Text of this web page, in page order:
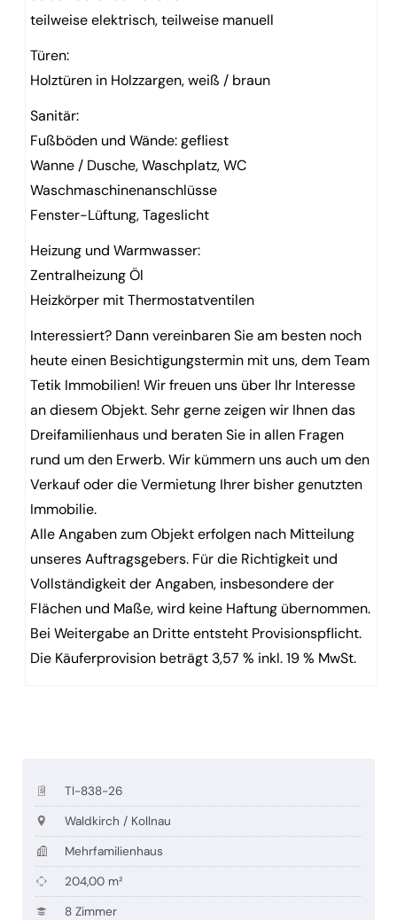
teilweise elektrisch, teilweise manuell
Türen:
Holztüren in Holzzargen, weiß / braun
Sanitär:
Fußböden und Wände: gefliest
Wanne / Dusche, Waschplatz, WC
Waschmaschinenanschlüsse
Fenster-Lüftung, Tageslicht
Heizung und Warmwasser:
Zentralheizung Öl
Heizkörper mit Thermostatventilen
Interessiert? Dann vereinbaren Sie am besten noch
heute einen Besichtigungstermin mit uns, dem Team
Tetik Immobilien! Wir freuen uns über Ihr Interesse
an diesem Objekt. Sehr gerne zeigen wir Ihnen das
Dreifamilienhaus und beraten Sie in allen Fragen
rund um den Erwerb. Wir kümmern uns auch um den
Verkauf oder die Vermietung Ihrer bisher genutzten
Immobilie.
Alle Angaben zum Objekt erfolgen nach Mitteilung
unseres Auftragsgebers. Für die Richtigkeit und
Vollständigkeit der Angaben, insbesondere der
Flächen und Maße, wird keine Haftung übernommen.
Bei Weitergabe an Dritte entsteht Provisionspflicht.
Die Käuferprovision beträgt 3,57 % inkl. 19 % MwSt.
TI-838-26
Waldkirch / Kollnau
Mehrfamilienhaus
204,00 m²
8 Zimmer